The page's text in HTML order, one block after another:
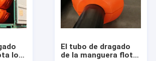
los
El tubo de dragado
de la manguera flota